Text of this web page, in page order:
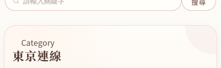
Category
東京連線